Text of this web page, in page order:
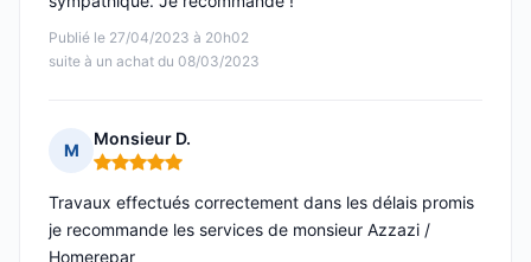
Publié le 27/04/2023 à 20h02
suite à un achat du 08/03/2023
M
Monsieur D.
Note : 5 sur 5
Travaux effectués correctement dans les délais promis
je recommande les services de monsieur Azzazi /
Homerepar